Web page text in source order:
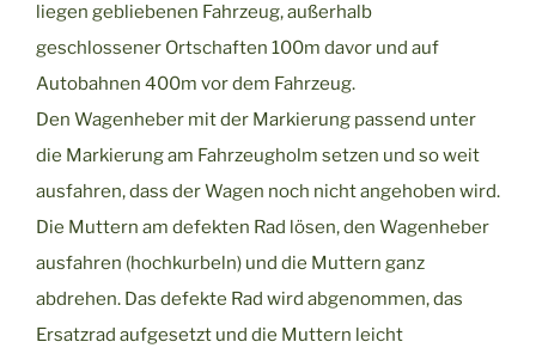
liegen gebliebenen Fahrzeug, außerhalb
geschlossener Ortschaften 100m davor und auf
Autobahnen 400m vor dem Fahrzeug.
Den Wagenheber mit der Markierung passend unter
die Markierung am Fahrzeugholm setzen und so weit
ausfahren, dass der Wagen noch nicht angehoben wird.
Die Muttern am defekten Rad lösen, den Wagenheber
ausfahren (hochkurbeln) und die Muttern ganz
abdrehen. Das defekte Rad wird abgenommen, das
Ersatzrad aufgesetzt und die Muttern leicht